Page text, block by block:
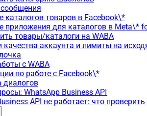
каталогов товаров в Facebook\*
приложения для каталогов в Meta\*
товары/каталоги на WABA
качества аккаунта и лимиты на
с WABA
по работе с Facebook\*
диалогов
WhatsApp Business API
API не работает: что проверить